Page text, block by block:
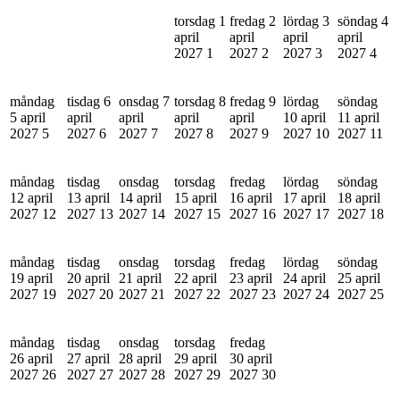
torsdag 1
april
2027 1
fredag 2
april
2027 2
lördag 3
april
2027 3
söndag 4
april
2027 4
måndag
5 april
2027 5
tisdag 6
april
2027 6
onsdag 7
april
2027 7
torsdag 8
april
2027 8
fredag 9
april
2027 9
lördag
10 april
2027 10
söndag
11 april
2027 11
måndag
12 april
2027 12
tisdag
13 april
2027 13
onsdag
14 april
2027 14
torsdag
15 april
2027 15
fredag
16 april
2027 16
lördag
17 april
2027 17
söndag
18 april
2027 18
måndag
19 april
2027 19
tisdag
20 april
2027 20
onsdag
21 april
2027 21
torsdag
22 april
2027 22
fredag
23 april
2027 23
lördag
24 april
2027 24
söndag
25 april
2027 25
måndag
26 april
2027 26
tisdag
27 april
2027 27
onsdag
28 april
2027 28
torsdag
29 april
2027 29
fredag
30 april
2027 30